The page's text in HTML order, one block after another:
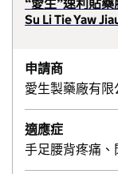
“愛生”速利貼藥
Su Li Tie Yaw
申請商
愛生製藥廠有限
適應症
手足腰背疼痛、